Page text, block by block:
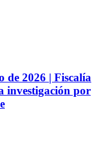
de 2026 | Fiscalía
investigación por